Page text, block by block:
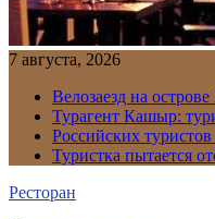
7 августа, 2026
Велозаезд на
Турагент Кашыр:
Российских
Туристка пытается
Ресторан